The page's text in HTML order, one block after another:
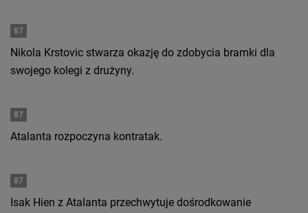
87
Nikola Krstovic stwarza okazję do zdobycia bramki dla
swojego kolegi z drużyny.
87
Atalanta rozpoczyna kontratak.
87
Isak Hien z Atalanta przechwytuje dośrodkowanie